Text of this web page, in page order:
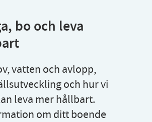
bo och leva
vatten och avlopp,
och hur vi
leva mer hållbart.
om ditt boende